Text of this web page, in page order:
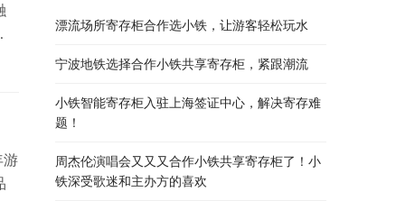
游
漂流场所寄存柜合作选小铁，让游客轻松玩水
宁波地铁选择合作小铁共享寄存柜，紧跟潮流
小铁智能寄存柜入驻上海签证中心，解决寄存难
题！
周杰伦演唱会又又又合作小铁共享寄存柜了！小
铁深受歌迷和主办方的喜欢